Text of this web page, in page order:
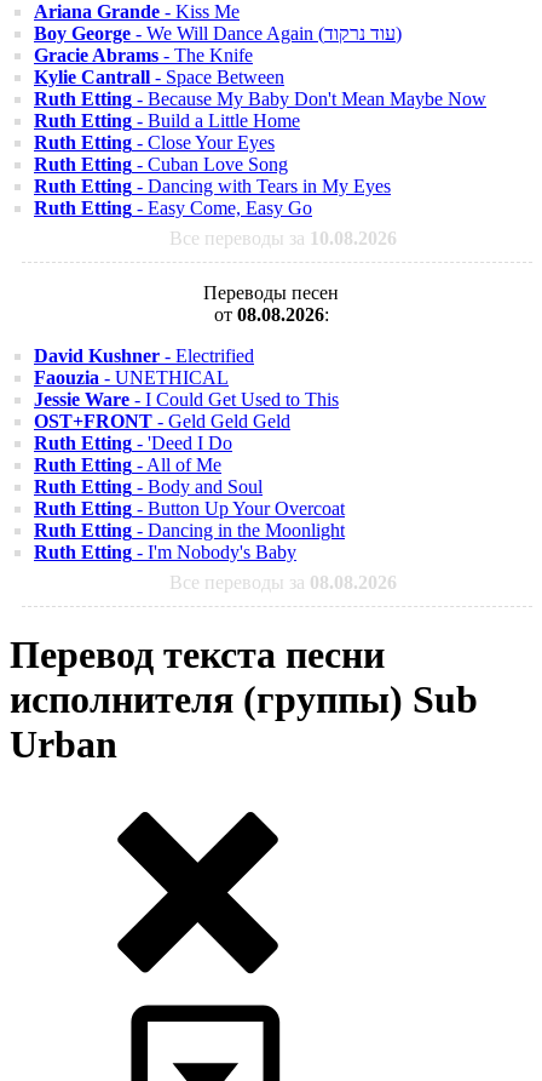
Ariana Grande - Kiss Me
Boy George
- We Will Dance Again (עוד נרקוד)
Gracie Abrams - The Knife
Kylie Cantrall - Space Between
Ruth Etting - Because My Baby Don't Mean Maybe Now
Ruth Etting - Build a Little Home
Ruth Etting - Close Your Eyes
Ruth Etting - Cuban Love Song
Ruth Etting - Dancing with Tears in My Eyes
Ruth Etting - Easy Come, Easy Go
Все переводы за 10.08.2026
Переводы песен
от 08.08.2026:
David Kushner - Electrified
Faouzia - UNETHICAL
Jessie Ware - I Could Get Used to This
OST+FRONT - Geld Geld Geld
Ruth Etting - 'Deed I Do
Ruth Etting - All of Me
Ruth Etting - Body and Soul
Ruth Etting - Button Up Your Overcoat
Ruth Etting - Dancing in the Moonlight
Ruth Etting - I'm Nobody's Baby
Все переводы за 08.08.2026
Перевод текста песни
исполнителя (группы) Sub
Urban